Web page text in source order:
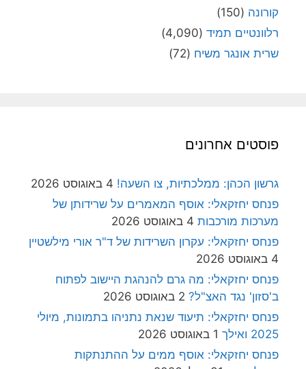
קורונה (150)
רלוונטיים תמיד (4,090)
שרית אונגר משיח (72)
פוסטים אחרונים
גרשון הכהן: ממלכתיות, צו השעה! 4 באוגוסט 2026
פנחס יחזקאלי: אוסף המאמרים על שרידותן של
מערכות מורכבות 4 באוגוסט 2026
פנחס יחזקאלי: עקרון השרידות של ד"ר אורי מילשטיין
4 באוגוסט 2026
פנחס יחזקאלי: מה גרם להנהגת היישוב לפתוח
ב'סזון' נגד האצ"ל? 2 באוגוסט 2026
פנחס יחזקאלי: תיעוד שנאת נתניהו בתמונות, מיולי
2025 ואילך
1 באוגוסט 2026
פנחס יחזקאלי: אוסף ממים על ההתנתקות